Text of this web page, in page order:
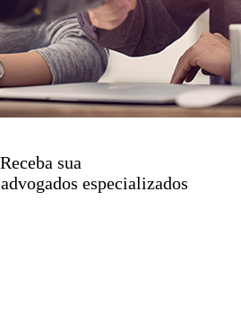
Receba sua
especializados